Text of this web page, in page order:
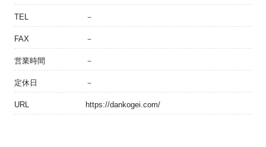
TEL －
FAX －
営業時間 －
定休日 －
URL https://dankogei.com/